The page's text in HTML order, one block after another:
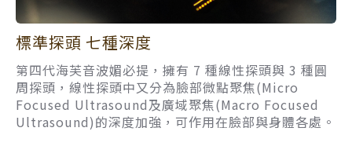
標準探頭 七種深度
第四代海芙音波媚必提，擁有 7 種線性探頭與 3 種圓
周探頭，線性探頭中又分為臉部微點聚焦(Micro
Focused Ultrasound及廣域聚焦(Macro Focused
Ultrasound)的深度加強，可作用在臉部與身體各處。